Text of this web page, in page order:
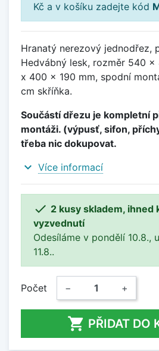
Kč a v košíku zadejte kód
Hranatý nerezový jednodřez,
Hedvábný lesk, rozměr 540 x
x 400 x 190 mm, spodní
cm skříňka.
Součástí dřezu je kompletní
montáži. (výpusť, sifon,
třeba nic dokupovat.
expand_more Více informací
 2 kusy skladem, ihned
vyzvednutí
Odesíláme v pondělí 10.8.,
11.8..
Počet − +
 PŘIDAT DO